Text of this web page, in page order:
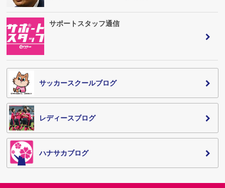
サポートスタッフ通信
サッカースクールブログ
レディースブログ
ハナサカブログ